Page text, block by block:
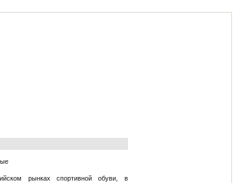
рынках спортивной обуви, в